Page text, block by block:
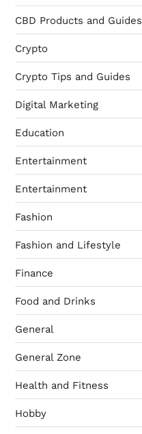
CBD Products and Guides
Crypto
Crypto Tips and Guides
Digital Marketing
Education
Entertainment
Entertainment
Fashion
Fashion and Lifestyle
Finance
Food and Drinks
General
General Zone
Health and Fitness
Hobby